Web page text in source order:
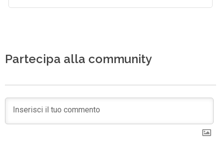
Partecipa alla community